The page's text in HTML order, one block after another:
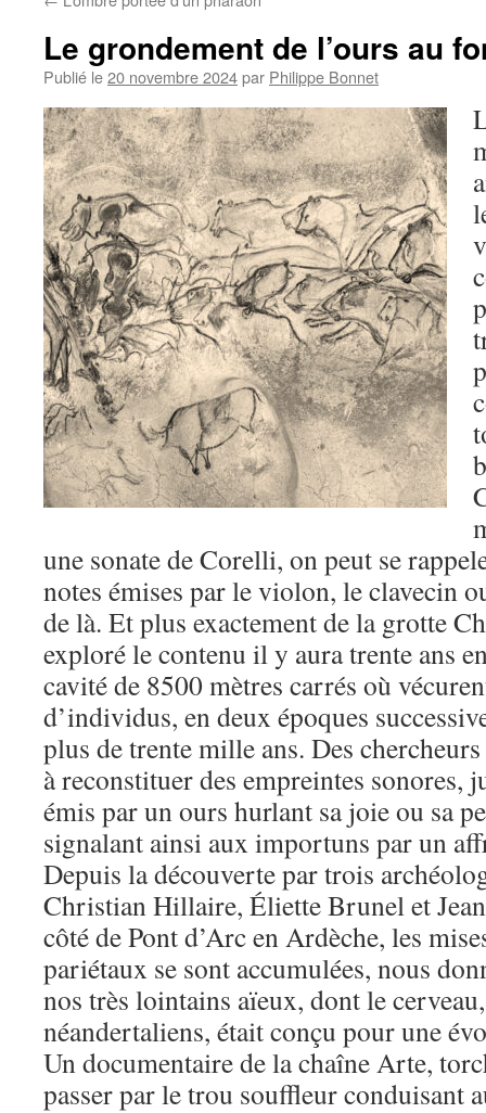
Le grondement de l’ours au
Publié le20 novembre 2024par Philippe Bonnet
une sonate de Corelli, on peut se
notes émises par le violon, le clavecin
de là. Et plus exactement de la grotte
exploré le contenu il y aura trente ans
cavité de 8500 mètres carrés où
d’individus, en deux époques
plus de trente mille ans. Des
à reconstituer des empreintes sonores,
émis par un ours hurlant sa joie ou sa
signalant ainsi aux importuns par un
Depuis la découverte par trois
Christian Hillaire, Éliette Brunel et
côté de Pont d’Arc en Ardèche, les
pariétaux se sont accumulées, nous
nos très lointains aïeux, dont le
néandertaliens, était conçu pour une
Un documentaire de la chaîne Arte,
passer par le trou souffleur conduisant